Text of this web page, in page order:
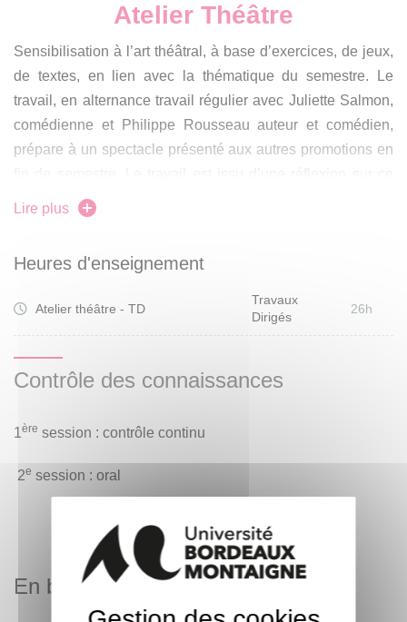
Atelier Théâtre
Sensibilisation à l’art théâtral, à base d’exercices, de jeux,
de textes, en lien avec la thématique du semestre. Le
travail, en alternance travail régulier avec Juliette Salmon,
comédienne et Philippe Rousseau auteur et comédien,
prépare à un spectacle présenté aux autres promotions en
« l’on pense aujourd’hui, ce que l’on pense
Lire plus
Heures d'enseignement
Atelier théâtre - TD
Travaux
Dirigés
26h
Contrôle des connaissances
1ère session : contrôle continu
2e session : oral
En bref